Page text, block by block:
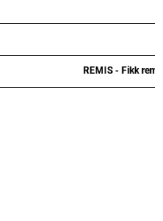
REMIS - Fikk